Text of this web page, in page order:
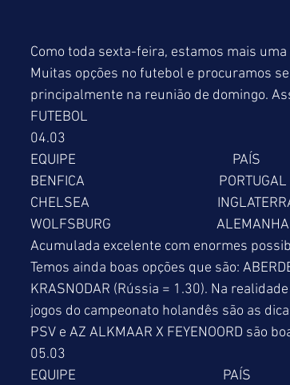
Como toda sexta-feira, estamos mais
Muitas opções no futebol e procuramos
principalmente na reunião de domingo.
FUTEBOL
04.03
EQUIPE                                                 PAÍS
BENFICA
CHELSEA
WOLFSBURG
Acumulada excelente com enormes
Temos ainda boas opções que são:
KRASNODAR (Rússia = 1.30). Na
jogos do campeonato holandês são as
PSV e AZ ALKMAAR X FEYENOORD são
05.03
EQUIPE                                              PAÍS